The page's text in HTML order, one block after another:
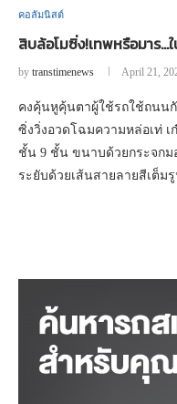
คอลัมนิสต์
สิบล้อโมซิ่ง!เทพหรือมาร…
by transtimenews April 21,
คงคุ้นหูคุ้นตาผู้ใช้รถใช้ถนน
ซิ่งวิ่งอวดโฉมความหล่อเท่ เ
ชั้น 9 ชั้น ขนาบด้วยกระจกม
ระยับด้วยเส้นสายลายสีเต็ม